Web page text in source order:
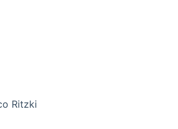
Ritzki